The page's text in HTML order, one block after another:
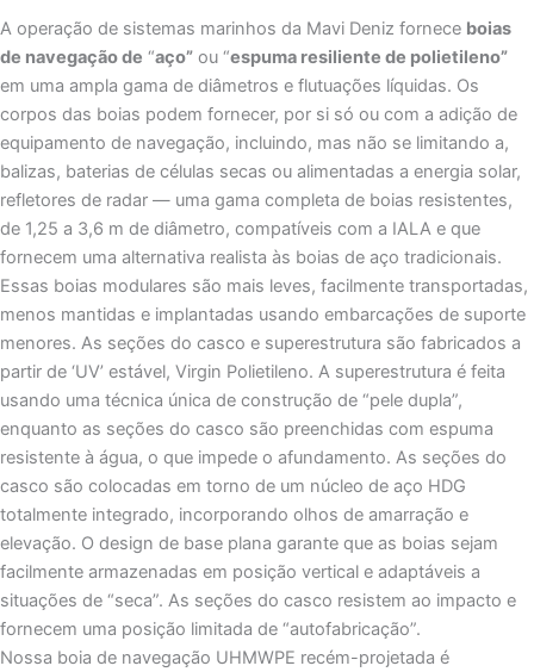
A operação de sistemas marinhos da Mavi Deniz fornece boias
de navegação de “aço” ou “espuma resiliente de polietileno”
em uma ampla gama de diâmetros e flutuações líquidas. Os
corpos das boias podem fornecer, por si só ou com a adição de
equipamento de navegação, incluindo, mas não se limitando a,
balizas, baterias de células secas ou alimentadas a energia solar,
refletores de radar — uma gama completa de boias resistentes,
de 1,25 a 3,6 m de diâmetro, compatíveis com a IALA e que
fornecem uma alternativa realista às boias de aço tradicionais.
Essas boias modulares são mais leves, facilmente transportadas,
menos mantidas e implantadas usando embarcações de suporte
menores. As seções do casco e superestrutura são fabricados a
partir de ‘UV’ estável, Virgin Polietileno. A superestrutura é feita
usando uma técnica única de construção de “pele dupla”,
enquanto as seções do casco são preenchidas com espuma
resistente à água, o que impede o afundamento. As seções do
casco são colocadas em torno de um núcleo de aço HDG
totalmente integrado, incorporando olhos de amarração e
elevação. O design de base plana garante que as boias sejam
facilmente armazenadas em posição vertical e adaptáveis a
situações de “seca”. As seções do casco resistem ao impacto e
fornecem uma posição limitada de “autofabricação”.
Nossa boia de navegação UHMWPE recém-projetada é